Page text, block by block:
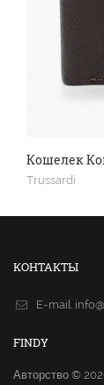
Кошелек
Trussardi
КОНТАКТЫ
E-mail.
FINDY
Авторство ©